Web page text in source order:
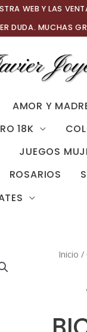
WEB Y LAS
DUDA. MUCHAS
AMOR Y
18K
JUEGOS
ROSARIOS
Inicio /